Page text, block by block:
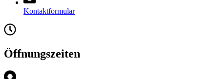
Kontaktformular
Öffnungszeiten